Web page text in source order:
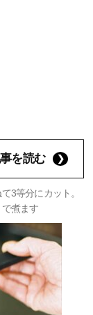
を読む
3等分にカット。
煮ます